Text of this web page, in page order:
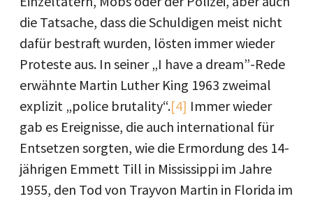
die Tatsache, dass die Schuldigen meist nicht
dafür bestraft wurden, lösten immer wieder
Proteste aus. In seiner „I have a dream”-Rede
erwähnte Martin Luther King 1963 zweimal
explizit „police brutality“.[4] Immer wieder
gab es Ereignisse, die auch international für
Entsetzen sorgten, wie die Ermordung des 14-
jährigen Emmett Till in Mississippi im Jahre
1955, den Tod von Trayvon Martin in Florida im